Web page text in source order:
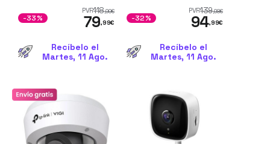
PVR118,99€
79,99€
-33%
Recíbelo el
Martes, 11 Ago.
PVR139,98€
94,99€
-32%
Recíbelo el
Martes, 11 Ago.